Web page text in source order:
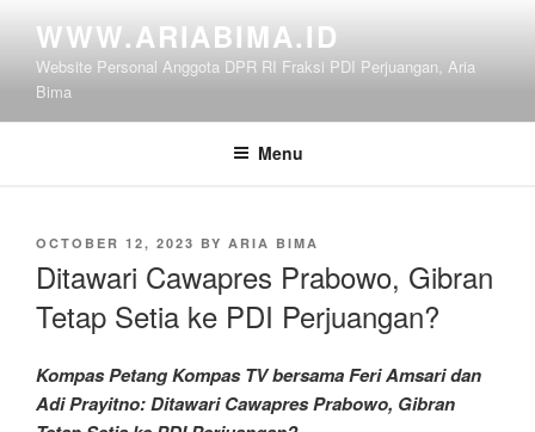
content
WWW.ARIABIMA.ID
Website Personal Anggota DPR RI Fraksi PDI Perjuangan, Aria
Bima
Menu
POSTED
OCTOBER 12, 2023 BY ARIA BIMA
Ditawari Cawapres Prabowo, Gibran
Tetap Setia ke PDI Perjuangan?
Kompas Petang Kompas TV bersama Feri Amsari dan
Adi Prayitno: Ditawari Cawapres Prabowo, Gibran